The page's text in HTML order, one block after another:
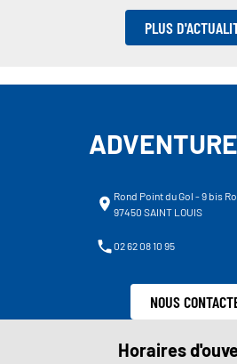
PLUS
Rond Point du Gol - 9 bis
97450 SAINT LOUIS
02 62 08 10 95
NOUS
Horaires